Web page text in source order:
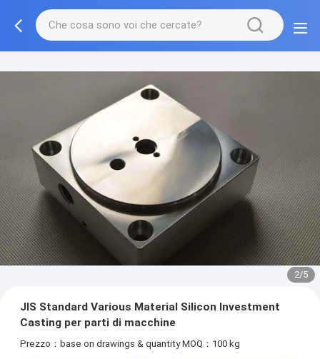
2/5
JIS Standard Various Material Silicon Investment
Casting per parti di macchine
Prezzo：base on drawings & quantity MOQ：100 kg